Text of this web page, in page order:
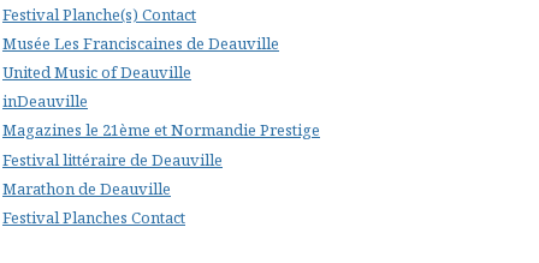
Festival Planche(s) Contact
Musée Les Franciscaines de Deauville
United Music of Deauville
inDeauville
Magazines le 21ème et Normandie Prestige
Festival littéraire de Deauville
Marathon de Deauville
Festival Planches Contact